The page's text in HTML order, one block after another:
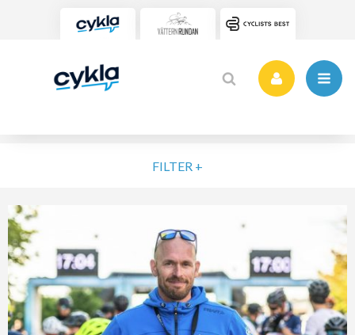
FILTER +
ELIT NYBÖRJARE
VARDAG
POPULÄRA TAGGAR
Vätternrundan
Motionslopp
Cykling
Cykelveckan 2025
Träning
SORTERA PÅ